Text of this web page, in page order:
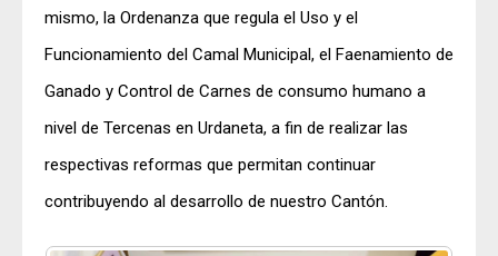
mismo, la Ordenanza que regula el Uso y el
Funcionamiento del Camal Municipal, el Faenamiento de
Ganado y Control de Carnes de consumo humano a
nivel de Tercenas en Urdaneta, a fin de realizar las
respectivas reformas que permitan continuar
contribuyendo al desarrollo de nuestro Cantón.